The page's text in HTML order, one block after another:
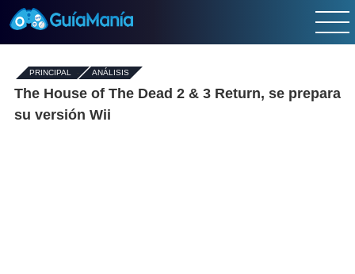
PRINCIPAL - ANÁLISIS
The House of The Dead 2 & 3 Return, se prepara
su versión Wii